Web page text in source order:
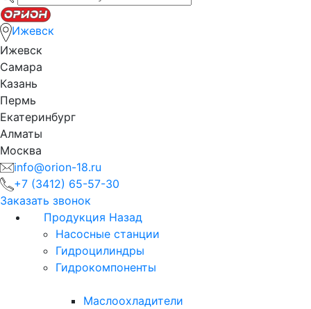
Ижевск
Ижевск
Самара
Казань
Пермь
Екатеринбург
Алматы
Москва
info@orion-18.ru
+7 (3412) 65-57-30
Заказать звонок
Продукция Назад
Насосные станции
Гидроцилиндры
Гидрокомпоненты
Маслоохладители